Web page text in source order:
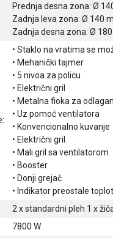
Prednja desna zona: Ø
Zadnja leva zona: Ø 140
Zadnja desna zona: Ø
• Staklo na vratima se
• Mehanički tajmer
• 5 nivoa za policu
• Električni gril
• Metalna fioka za
• Uz pomoć ventilatora
• Konvencionalno kuvanje
• Električni gril
• Mali gril sa ventilatorom
• Booster
• Donji grejač
• Indikator preostale
2 x standardni pleh 1 x
7800 W